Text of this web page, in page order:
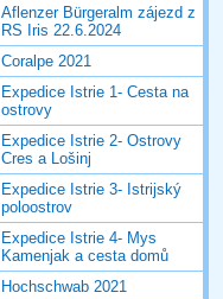
Aflenzer Bürgeralm zájezd z
RS Iris 22.6.2024
Coralpe 2021
Expedice Istrie 1- Cesta na
ostrovy
Expedice Istrie 2- Ostrovy
Cres a Lošinj
Expedice Istrie 3- Istrijský
poloostrov
Expedice Istrie 4- Mys
Kamenjak a cesta domů
Hochschwab 2021